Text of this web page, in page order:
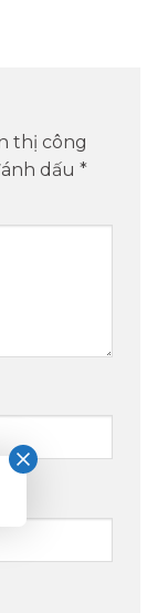
thị công
dấu *